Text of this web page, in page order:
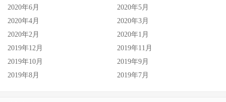
2020年6月
2020年5月
2020年4月
2020年3月
2020年2月
2020年1月
2019年12月
2019年11月
2019年10月
2019年9月
2019年8月
2019年7月